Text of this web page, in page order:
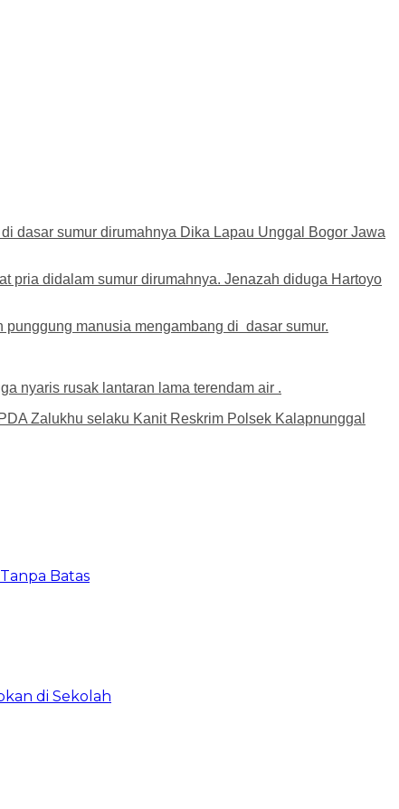
dasar sumur dirumahnya Dika Lapau Unggal Bogor Jawa
pria didalam sumur dirumahnya. Jenazah diduga Hartoyo
manusia mengambang di dasar sumur.
nyaris rusak lantaran lama terendam air .
Zalukhu selaku Kanit Reskrim Polsek Kalapnunggal
Batas
di Sekolah